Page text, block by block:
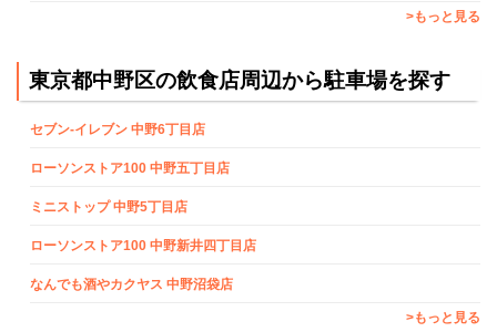
>もっと見る
東京都中野区の飲食店周辺から駐車場を探す
セブン-イレブン 中野6丁目店
ローソンストア100 中野五丁目店
ミニストップ 中野5丁目店
ローソンストア100 中野新井四丁目店
なんでも酒やカクヤス 中野沼袋店
>もっと見る